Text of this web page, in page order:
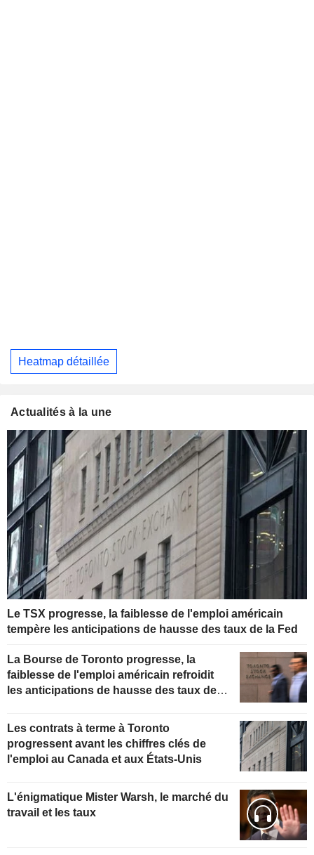
Heatmap détaillée
Actualités à la une
Le TSX progresse, la faiblesse de l'emploi américain
tempère les anticipations de hausse des taux de la Fed
La Bourse de Toronto progresse, la
faiblesse de l'emploi américain refroidit
les anticipations de hausse des taux de la
Les contrats à terme à Toronto
progressent avant les chiffres clés de
l'emploi au Canada et aux États-Unis
L'énigmatique Mister Warsh, le marché du
travail et les taux